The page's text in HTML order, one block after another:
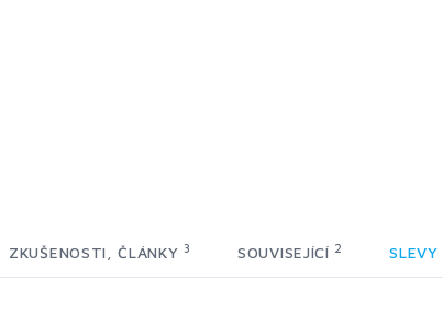
ZKUŠENOSTI, ČLÁNKY 3 SOUVISEJÍCÍ 2 SLEVY